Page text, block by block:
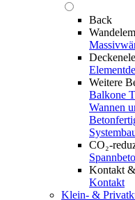
Back
Weitere
Balkone
Wannen
CO₂-
Kontakt
Kontakt
Klein- &